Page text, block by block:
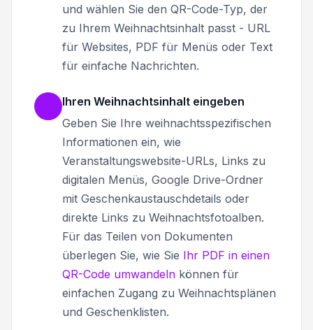
und wählen Sie den QR-Code-Typ, der
zu Ihrem Weihnachtsinhalt passt - URL
für Websites, PDF für Menüs oder Text
für einfache Nachrichten.
Ihren Weihnachtsinhalt eingeben
Geben Sie Ihre weihnachtsspezifischen
Informationen ein, wie
Veranstaltungswebsite-URLs, Links zu
digitalen Menüs, Google Drive-Ordner
mit Geschenkaustauschdetails oder
direkte Links zu Weihnachtsfotoalben.
Für das Teilen von Dokumenten
überlegen Sie, wie Sie Ihr PDF in einen
QR-Code umwandeln können für
einfachen Zugang zu Weihnachtsplänen
und Geschenklisten.